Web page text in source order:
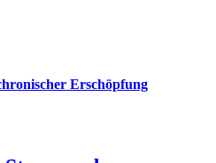
Erschöpfung